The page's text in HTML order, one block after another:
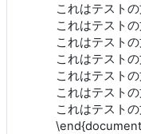
これはテストの
これはテストの
これはテストの
これはテストの
これはテストの
これはテストの
これはテストの